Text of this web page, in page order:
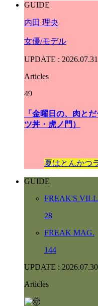
GUIDE
内田 理央
女優/モデル
UPDATE : 2026.07.31
Articles
49
「金曜日の、肉と
ツ丼・虎ノ門）
夏はとんかつ
GUIDE
FREAK'S VILL
28
FREAK MAG.
144
UPDATE : 2026.07.30
Articles